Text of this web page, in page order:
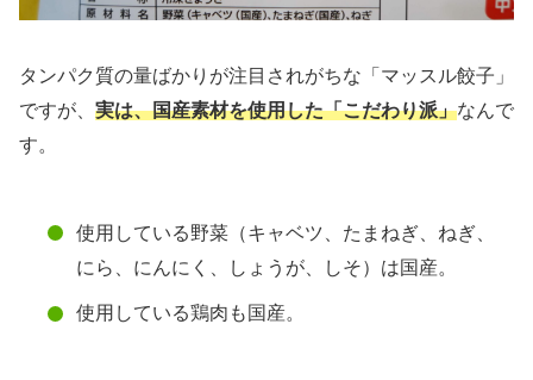
タンパク質の量ばかりが注目されがちな「マッスル餃子」
ですが、 実は、国産素材を使用した「こだわり派」なんで
す。
使用している野菜（キャベツ、たまねぎ、ねぎ、
にら、にんにく、しょうが、しそ）は国産。
使用している鶏肉も国産。